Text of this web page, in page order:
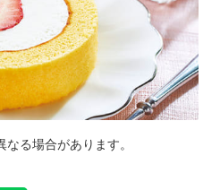
る場合があります。